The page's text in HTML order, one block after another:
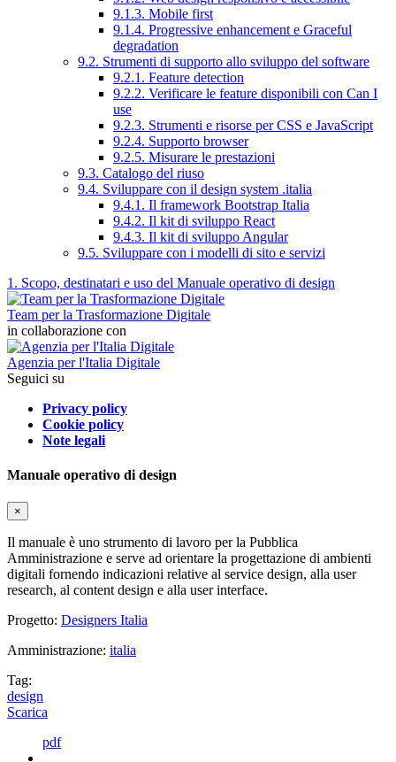
9.1.3. Mobile first
9.1.4. Progressive enhancement e Graceful
degradation
9.2. Strumenti di supporto allo sviluppo del software
9.2.1. Feature detection
9.2.2. Verificare le feature disponibili con Can I
use
9.2.3. Strumenti e risorse per CSS e JavaScript
9.2.4. Supporto browser
9.2.5. Misurare le prestazioni
9.3. Catalogo del riuso
9.4. Sviluppare con il design system .italia
9.4.1. Il framework Bootstrap Italia
9.4.2. Il kit di sviluppo React
9.4.3. Il kit di sviluppo Angular
9.5. Sviluppare con i modelli di sito e servizi
1. Scopo, destinatari e uso del Manuale operativo di design
Team per la Trasformazione Digitale
in collaborazione con
Agenzia per l'Italia Digitale
Seguici su
Privacy policy
Cookie policy
Note legali
Manuale operativo di design
×
Il manuale è uno strumento di lavoro per la Pubblica
Amministrazione e serve ad orientare la progettazione di ambienti
digitali fornendo indicazioni relative al service design, alla user
research, al content design e alla user interface.
Progetto: Designers Italia
Amministrazione: italia
Tag:
design
Scarica
pdf